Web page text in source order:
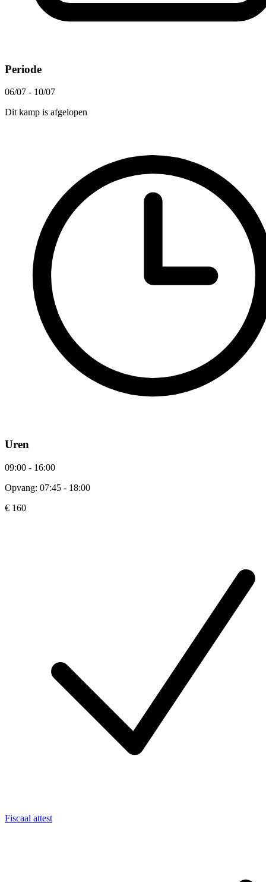
Periode
06/07 - 10/07
Dit kamp is afgelopen
Uren
09:00 - 16:00
Opvang: 07:45 - 18:00
€ 160
Fiscaal attest